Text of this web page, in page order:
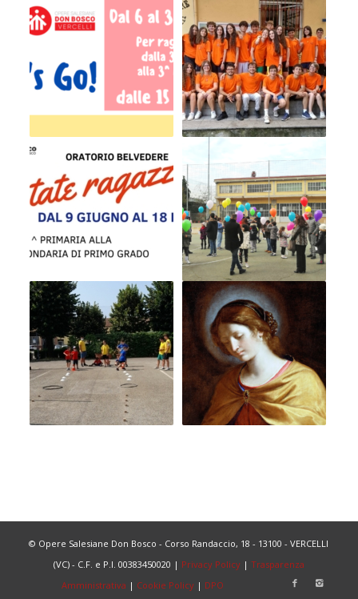
© Opere Salesiane Don Bosco - Corso Randaccio, 18 - 13100 - VERCELLI
(VC) - C.F. e P.I. 00383450020 | Privacy Policy| Trasparenza
Amministrativa | Cookie Policy | DPO